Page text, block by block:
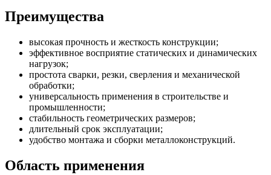
Преимущества
высокая прочность и жесткость конструкции;
эффективное восприятие статических и динамических
нагрузок;
простота сварки, резки, сверления и механической
обработки;
универсальность применения в строительстве и
промышленности;
стабильность геометрических размеров;
длительный срок эксплуатации;
удобство монтажа и сборки металлоконструкций.
Область применения